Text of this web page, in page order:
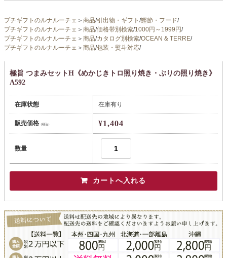
プチギフトのルナルーチェ ＞ 商品/引出物・ギフト /鰹節・フード/
プチギフトのルナルーチェ ＞ 商品/価格帯別検索/1000円～1999円/
プチギフトのルナルーチェ ＞ 商品/カタログ別検索/OCEAN & TERRE/
プチギフトのルナルーチェ ＞ 商品/包装・熨斗対応/
極旨 つまみセットH《めかじきトロ照り焼き・ぶりの照り焼き》
A592
在庫状態 在庫有り
販売価格（税込） ¥1,404
数量